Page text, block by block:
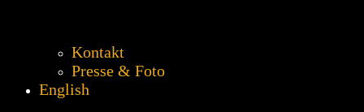
Kontakt
Presse & Foto
English